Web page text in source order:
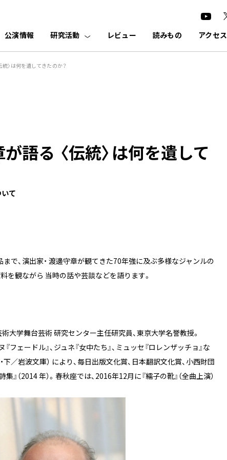
公演情報
研究活動 レビュー 読みもの アクセス
〉は何を遺してきたのか？
語る 〈伝統〉は何を遺して
いて
で、演出家・ 渡邊守章が観てきた70年強に及ぶ多様なジャンルの
を観ながら 当時の話や芸談などを語ります。
大学舞台芸術 研究センター主任研究員、東京大学名誉教授。
ェードル』、ジュネ『女中たち』、ミュッセ『ロレンザッチョ』な
下／岩波文庫） により、毎日出版文化賞、日本翻訳文化賞、小西財団
』（2014 年）。春秋座では、2016年12月に『繻子の靴』（全曲上演）